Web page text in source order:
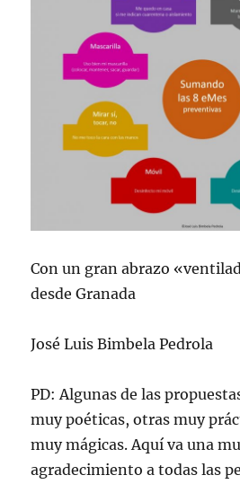
Con un gran abrazo
desde Granada
José Luis Bimbela Pedrola
PD: Algunas de las
muy poéticas, otras muy
muy mágicas. Aquí va una
agradecimiento a todas las